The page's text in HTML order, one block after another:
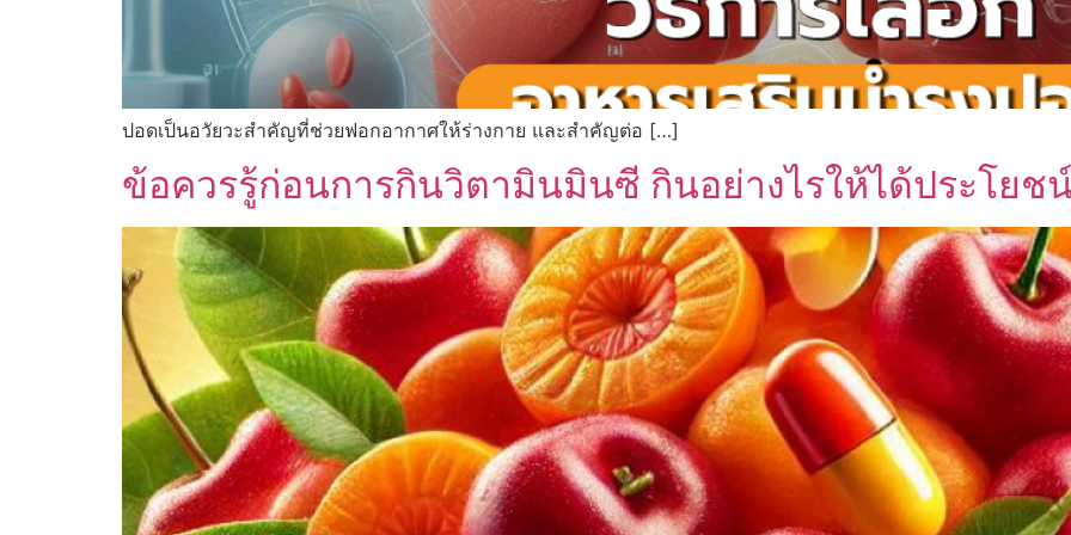
ปอดเป็นอวัยวะสำคัญที่ช่วยฟอกอากาศให้ร่างกาย และสำคัญต่อ […]
ข้อควรรู้ก่อนการกินวิตามินมินซี กินอย่างไรให้ได้ประโยช